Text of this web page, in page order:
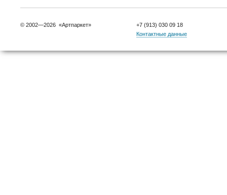
© 2002—2026 «Артпаркет»
+7 (913) 030 09 18
Контактные данные